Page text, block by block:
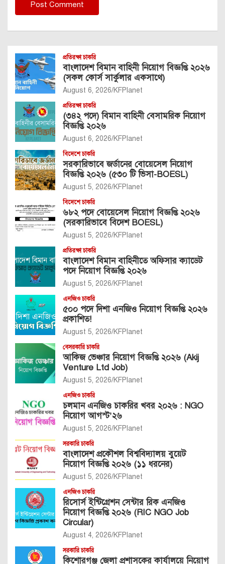
প্রতিরক্ষা চাকরি
বাংলাদেশ বিমান বাহিনী নিয়োগ বিজ্ঞপ্তি ২০২৬
(সকল কোর্স সার্কুলার একসাথে)
August 6, 2026 KFPlanet
প্রতিরক্ষা চাকরি
(৩৪২ পদে) বিমান বাহিনী বেসামরিক নিয়োগ
বিজ্ঞপ্তি ২০২৬
August 6, 2026 KFPlanet
বিদেশে চাকরি
সরকারিভাবে জর্ডানের বোয়েসেল নিয়োগ
বিজ্ঞপ্তি ২০২৬ (৫৩০ টি ভিসা-BOESL)
August 5, 2026 KFPlanet
বিদেশে চাকরি
৬৮২ পদে বোয়েসেল নিয়োগ বিজ্ঞপ্তি ২০২৬
(সরকারিভাবে বিদেশ BOESL)
August 5, 2026 KFPlanet
প্রতিরক্ষা চাকরি
বাংলাদেশ বিমান বাহিনীতে অফিসার ক্যাডেট
পদে নিয়োগ বিজ্ঞপ্তি ২০২৬
August 5, 2026 KFPlanet
এনজিও চাকরি
৫০০ পদে দিশা এনজিও নিয়োগ বিজ্ঞপ্তি ২০২৬
প্রকাশিত!
August 5, 2026 KFPlanet
বেসরকারি চাকরি
আকিজ ভেঞ্চার নিয়োগ বিজ্ঞপ্তি ২০২৬ (Akij
Venture Ltd Job)
August 5, 2026 KFPlanet
এনজিও চাকরি
চলমান এনজিও চাকরির খবর ২০২৬ : NGO
নিয়োগ আগস্ট’২৬
August 5, 2026 KFPlanet
সরকারি চাকরি
বাংলাদেশ প্রকৌশল বিশ্ববিদ্যালয় বুয়েট
নিয়োগ বিজ্ঞপ্তি ২০২৬ (১১ ধরনের)
August 5, 2026 KFPlanet
এনজিও চাকরি
রিসোর্স ইন্টিগ্রেশন সেন্টার রিক এনজিও
নিয়োগ বিজ্ঞপ্তি ২০২৬ (RIC NGO Job
Circular)
August 4, 2026 KFPlanet
সরকারি চাকরি
কিশোরগঞ্জ জেলা প্রশাসকের কার্যালয়ে নিয়োগ